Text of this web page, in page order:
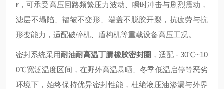
r ，可承受高压回路频繁压力波动、瞬时冲击与剧烈震动，
滤层不塌陷、褶皱不变形、端盖不脱胶开裂，抗疲劳与抗
形变能力，适配破碎机、盾构机等重载设备高压工况。
密封系统采用耐油耐高温丁腈橡胶密封圈 ，适配 - 30℃~10
0℃宽泛温度区间，在野外高温暴晒、冬季低温启停等恶劣
环境下，始终保持优异密封性能，杜绝液压油渗漏与外界